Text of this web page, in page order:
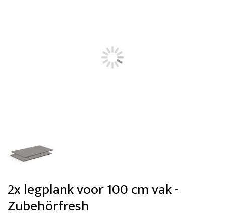
2x legplank voor 100 cm vak -
Zubehörfresh